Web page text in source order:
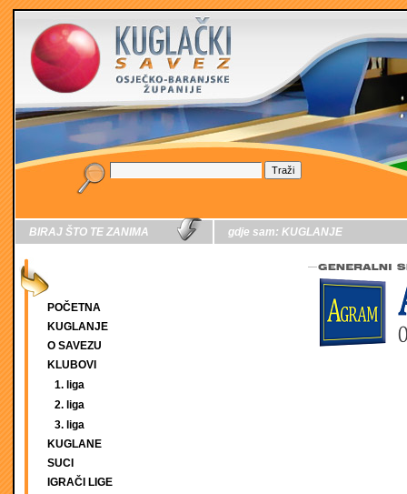
BIRAJ ŠTO TE ZANIMA
POČETNA
KUGLANJE
O SAVEZU
KLUBOVI
1. liga
2. liga
3. liga
KUGLANE
SUCI
IGRAČI LIGE
gdje sam: KUGLANJE